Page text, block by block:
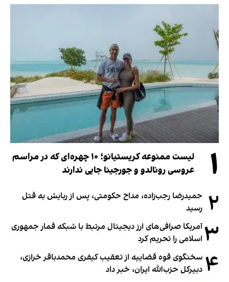
۱
لیست ممنوعه کریستیانو؛ ۱۰ چهره‌ای که در مراسم
عروسی رونالدو و جورجینا جایی ندارند
۲ حمیدرضا رجب‌زاده، مداح حکومتی، پس از ربایش به قتل
رسید
۳آمریکا صرافی‌های ارز دیجیتال مرتبط با شبکه قمار جمهوری
اسلامی را تحریم کرد
۴ سخنگوی قوه قضاییه از تعقیب کیفری محمدباقر خرازی،
دبیر‌کل حزب‌الله ایران، خبر داد